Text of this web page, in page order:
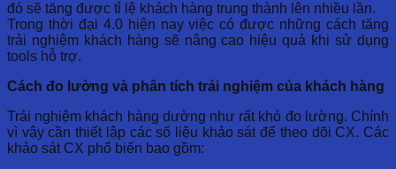
đó sẽ tăng được tỉ lệ khách hàng trung thành lên nhiều lần.
Trong thời đại 4.0 hiện nay việc có được những cách tăng
trải nghiệm khách hàng sẽ nâng cao hiệu quả khi sử dụng
tools hỗ trợ.
Cách đo lường và phân tích trải nghiệm của khách hàng
Trải nghiệm khách hàng dường như rất khó đo lường. Chính
vì vậy cần thiết lập các số liệu khảo sát để theo dõi CX. Các
khảo sát CX phổ biến bao gồm: